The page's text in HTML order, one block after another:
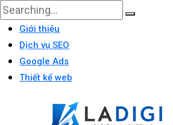
Giới thiệu
Dịch vụ SEO
Google Ads
Thiết kế web